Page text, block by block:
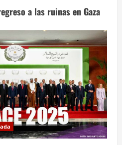
a las ruinas en Gaza